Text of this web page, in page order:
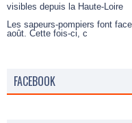
visibles depuis la Haute-Loire
Les sapeurs-pompiers font
août. Cette fois-ci, c
FACEBOOK